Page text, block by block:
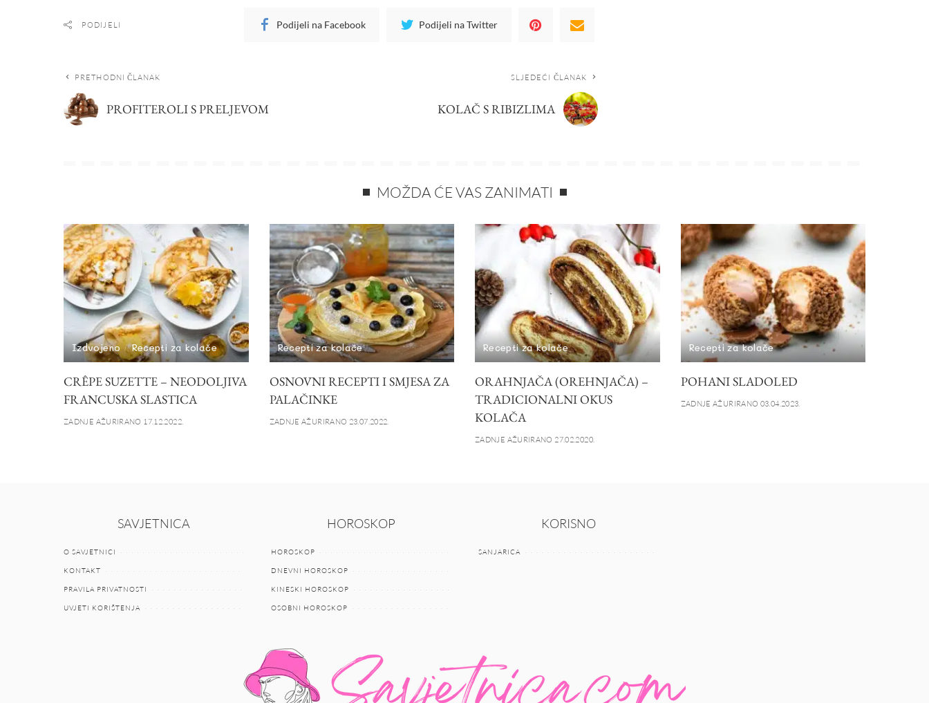
PODIJELI Podijeli na Facebook Podijeli na Twitter
PRETHODNI ČLANAK
PROFITEROLI S PRELJEVOM
SLJEDEĆI ČLANAK
KOLAČ S RIBIZLIMA
MOŽDA ĆE VAS ZANIMATI
Izdvojeno Recepti za kolače
CRÊPE SUZETTE – NEODOLJIVA
FRANCUSKA SLASTICA
ZADNJE AŽURIRANO 17.12.2022.
Recepti za kolače
OSNOVNI RECEPTI I SMJESA ZA
PALAČINKE
ZADNJE AŽURIRANO 23.07.2022.
Recepti za kolače
ORAHNJAČA (OREHNJAČA) –
TRADICIONALNI OKUS
KOLAČA
ZADNJE AŽURIRANO 27.02.2020.
Recepti za kolače
POHANI SLADOLED
ZADNJE AŽURIRANO 03.04.2023.
SAVJETNICA
O SAVJETNICI
KONTAKT
PRAVILA PRIVATNOSTI
UVJETI KORIŠTENJA
HOROSKOP
HOROSKOP
DNEVNI HOROSKOP
KINESKI HOROSKOP
OSOBNI HOROSKOP
KORISNO
SANJARICA